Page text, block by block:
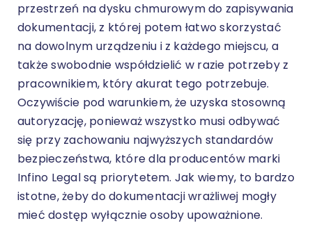
przestrzeń na dysku chmurowym do zapisywania
dokumentacji, z której potem łatwo skorzystać
na dowolnym urządzeniu i z każdego miejscu, a
także swobodnie współdzielić w razie potrzeby z
pracownikiem, który akurat tego potrzebuje.
Oczywiście pod warunkiem, że uzyska stosowną
autoryzację, ponieważ wszystko musi odbywać
się przy zachowaniu najwyższych standardów
bezpieczeństwa, które dla producentów marki
Infino Legal są priorytetem. Jak wiemy, to bardzo
istotne, żeby do dokumentacji wrażliwej mogły
mieć dostęp wyłącznie osoby upoważnione.